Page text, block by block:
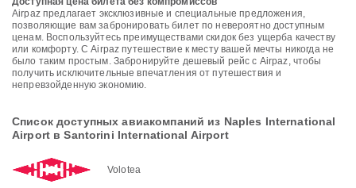
Airpaz предлагает эксклюзивные и специальные предложения,
позволяющие вам забронировать билет по невероятно доступным
ценам. Воспользуйтесь преимуществами скидок без ущерба качеству
или комфорту. С Airpaz путешествие к месту вашей мечты никогда не
было таким простым. Забронируйте дешевый рейс с Airpaz, чтобы
получить исключительные впечатления от путешествия и
непревзойденную экономию.
Список доступных авиакомпаний из Naples International
Airport в Santorini International Airport
Volotea